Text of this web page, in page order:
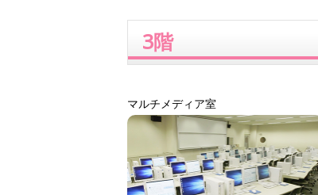
3階
マルチメディア室